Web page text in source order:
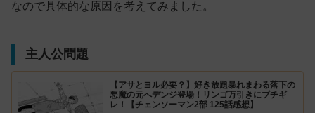
なので具体的な原因を考えてみました。
主人公問題
【アサとヨル必要？】好き放題暴れまわる落下の
悪魔の元へデンジ登場！リンゴ万引きにブチギ
レ！【チェンソーマン2部 125話感想】